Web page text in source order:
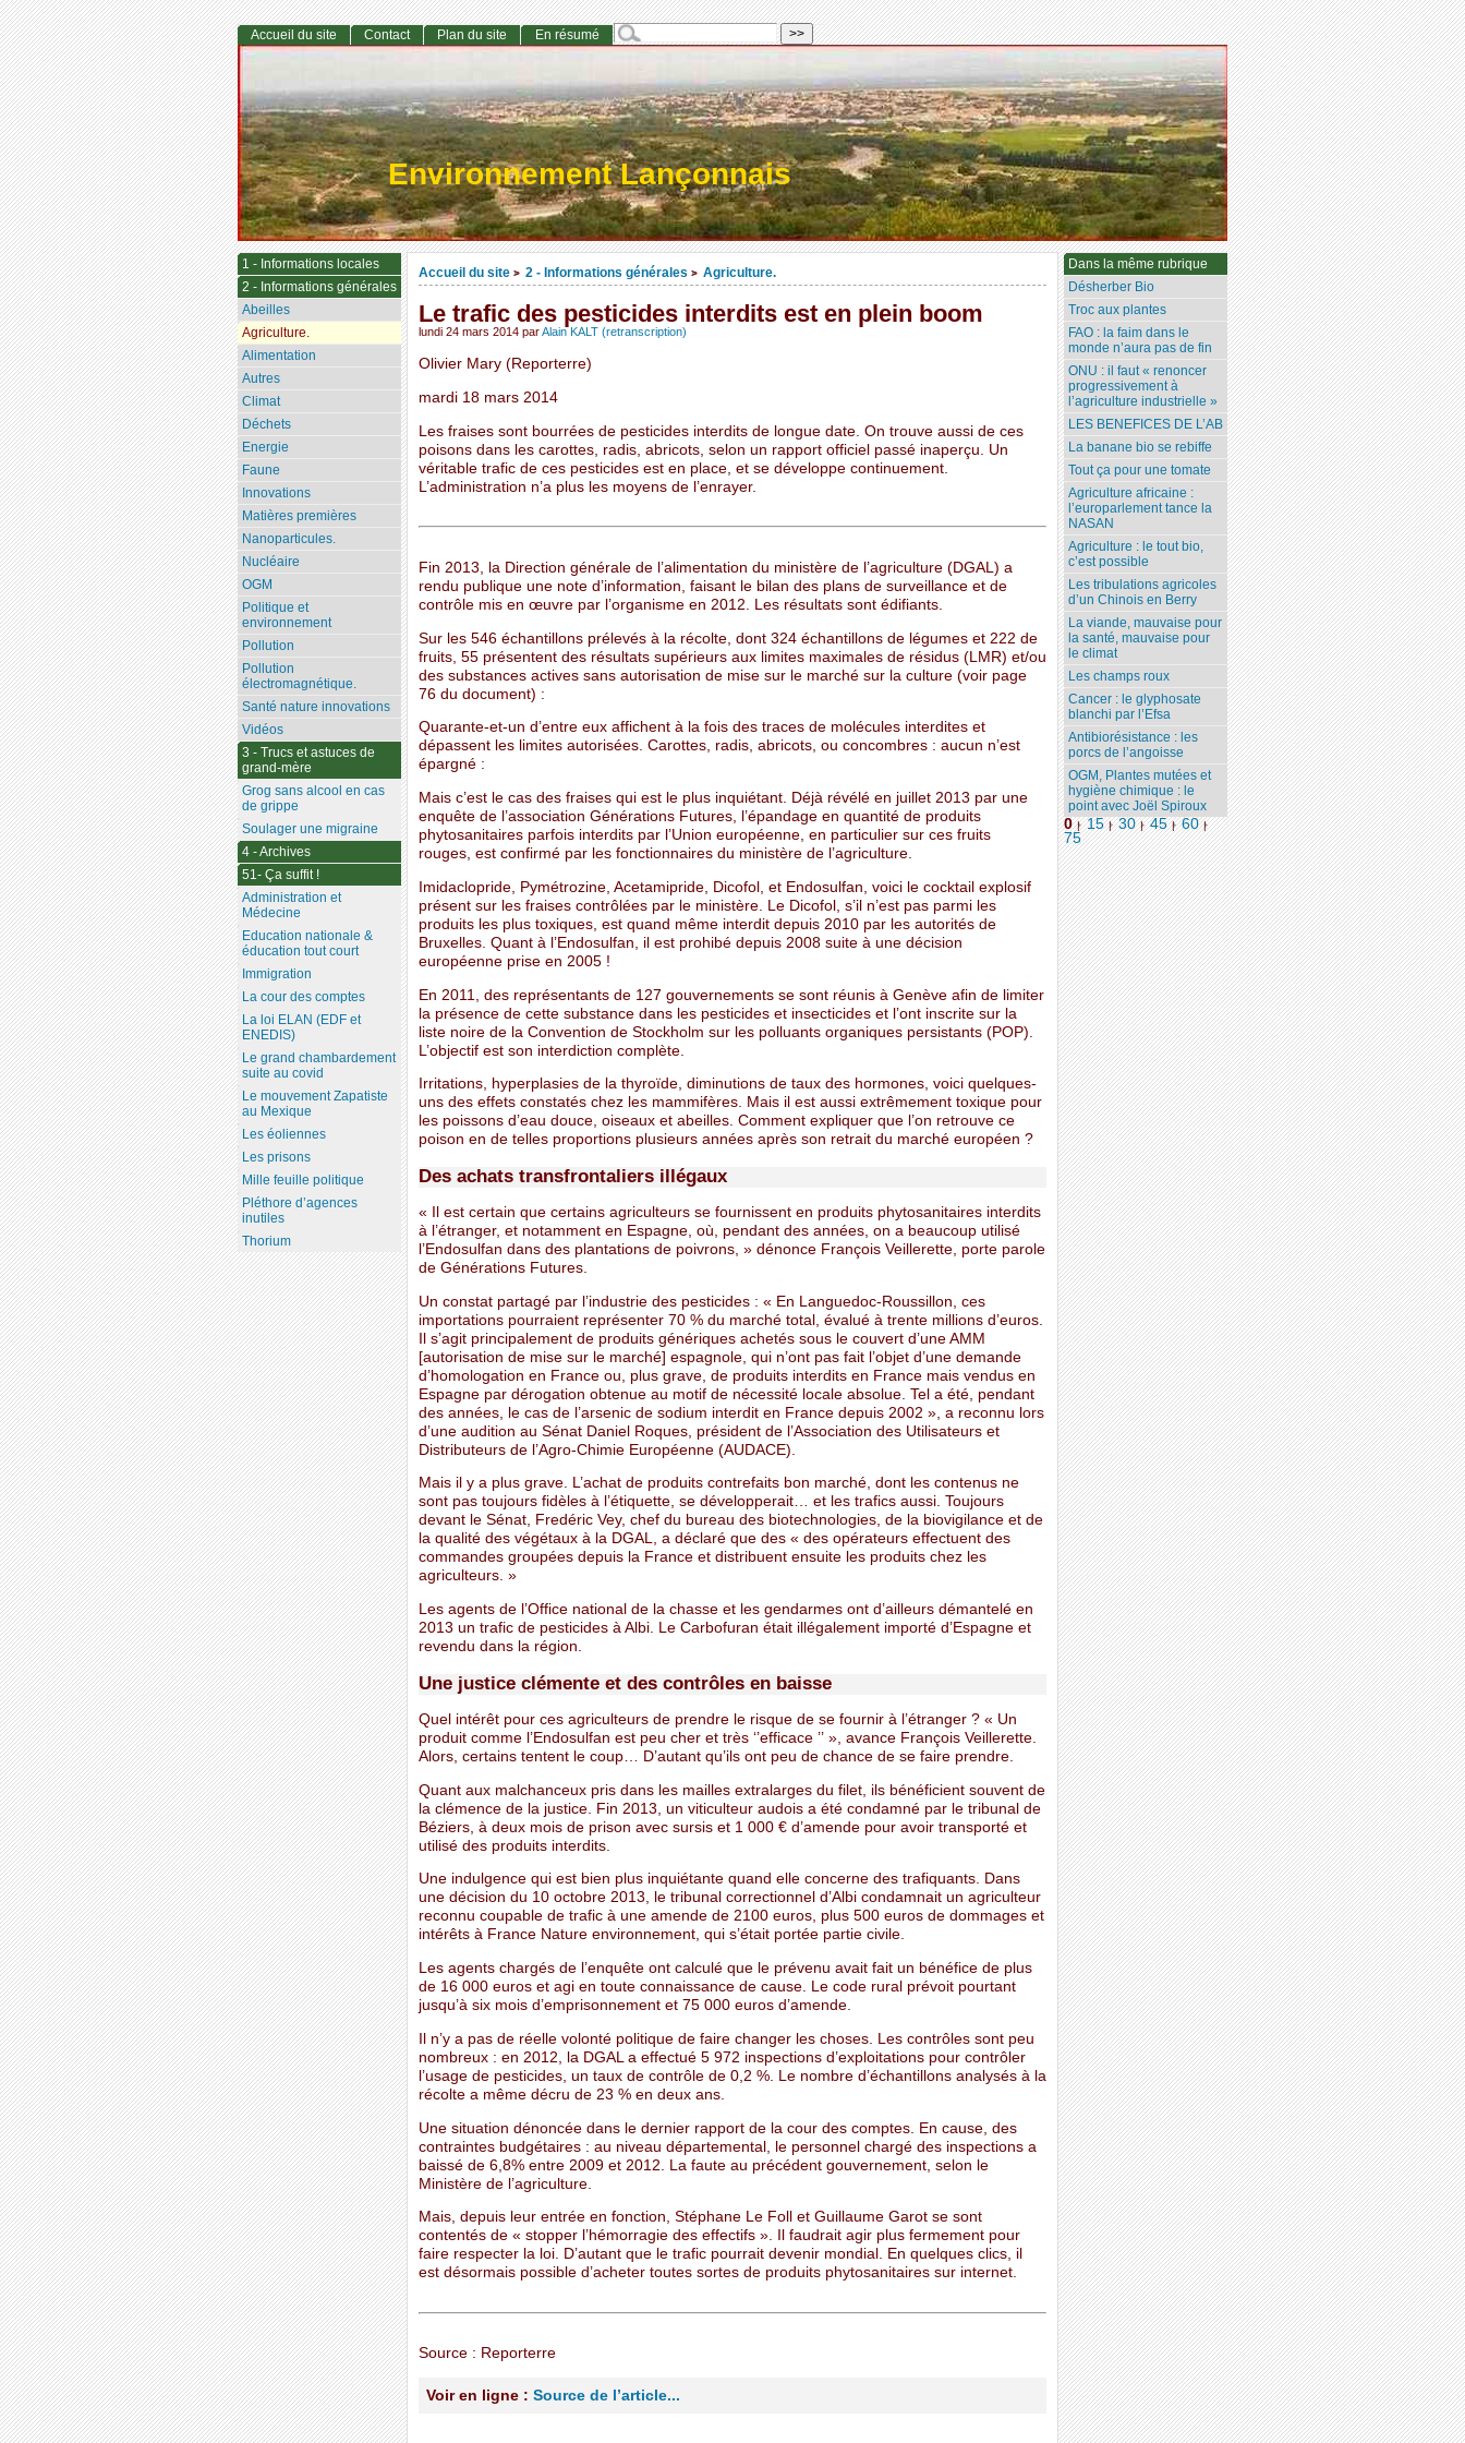
Environnement Lançonnais
Accueil du site > 2 - Informations générales > Agriculture.
Le trafic des pesticides interdits est en plein boom
lundi 24 mars 2014 parAlain KALT (retranscription)
Olivier Mary (Reporterre)
mardi 18 mars 2014
Les fraises sont bourrées de pesticides interdits de longue date. On trouve aussi de ces
poisons dans les carottes, radis, abricots, selon un rapport officiel passé inaperçu. Un
véritable trafic de ces pesticides est en place, et se développe continuement.
L’administration n’a plus les moyens de l’enrayer.
Fin 2013, la Direction générale de l’alimentation du ministère de l’agriculture (DGAL) a
rendu publique une note d’information, faisant le bilan des plans de surveillance et de
contrôle mis en œuvre par l’organisme en 2012. Les résultats sont édifiants.
Sur les 546 échantillons prélevés à la récolte, dont 324 échantillons de légumes et 222 de
fruits, 55 présentent des résultats supérieurs aux limites maximales de résidus (LMR) et/ou
des substances actives sans autorisation de mise sur le marché sur la culture (voir page
76 du document) :
Quarante-et-un d’entre eux affichent à la fois des traces de molécules interdites et
dépassent les limites autorisées. Carottes, radis, abricots, ou concombres : aucun n’est
épargné :
Mais c’est le cas des fraises qui est le plus inquiétant. Déjà révélé en juillet 2013 par une
enquête de l’association Générations Futures, l’épandage en quantité de produits
phytosanitaires parfois interdits par l’Union européenne, en particulier sur ces fruits
rouges, est confirmé par les fonctionnaires du ministère de l’agriculture.
Imidaclopride, Pymétrozine, Acetamipride, Dicofol, et Endosulfan, voici le cocktail explosif
présent sur les fraises contrôlées par le ministère. Le Dicofol, s’il n’est pas parmi les
produits les plus toxiques, est quand même interdit depuis 2010 par les autorités de
Bruxelles. Quant à l’Endosulfan, il est prohibé depuis 2008 suite à une décision
européenne prise en 2005 !
En 2011, des représentants de 127 gouvernements se sont réunis à Genève afin de limiter
la présence de cette substance dans les pesticides et insecticides et l’ont inscrite sur la
liste noire de la Convention de Stockholm sur les polluants organiques persistants (POP).
L’objectif est son interdiction complète.
Irritations, hyperplasies de la thyroïde, diminutions de taux des hormones, voici quelques-
uns des effets constatés chez les mammifères. Mais il est aussi extrêmement toxique pour
les poissons d’eau douce, oiseaux et abeilles. Comment expliquer que l’on retrouve ce
poison en de telles proportions plusieurs années après son retrait du marché européen ?
Des achats transfrontaliers illégaux
« Il est certain que certains agriculteurs se fournissent en produits phytosanitaires interdits
à l’étranger, et notamment en Espagne, où, pendant des années, on a beaucoup utilisé
l’Endosulfan dans des plantations de poivrons, » dénonce François Veillerette, porte parole
de Générations Futures.
Un constat partagé par l’industrie des pesticides : « En Languedoc-Roussillon, ces
importations pourraient représenter 70 % du marché total, évalué à trente millions d’euros.
Il s’agit principalement de produits génériques achetés sous le couvert d’une AMM
[autorisation de mise sur le marché] espagnole, qui n’ont pas fait l’objet d’une demande
d’homologation en France ou, plus grave, de produits interdits en France mais vendus en
Espagne par dérogation obtenue au motif de nécessité locale absolue. Tel a été, pendant
des années, le cas de l’arsenic de sodium interdit en France depuis 2002 », a reconnu lors
d’une audition au Sénat Daniel Roques, président de l’Association des Utilisateurs et
Distributeurs de l’Agro-Chimie Européenne (AUDACE).
Mais il y a plus grave. L’achat de produits contrefaits bon marché, dont les contenus ne
sont pas toujours fidèles à l’étiquette, se développerait… et les trafics aussi. Toujours
devant le Sénat, Fredéric Vey, chef du bureau des biotechnologies, de la biovigilance et de
la qualité des végétaux à la DGAL, a déclaré que des « des opérateurs effectuent des
commandes groupées depuis la France et distribuent ensuite les produits chez les
agriculteurs. »
Les agents de l’Office national de la chasse et les gendarmes ont d’ailleurs démantelé en
2013 un trafic de pesticides à Albi. Le Carbofuran était illégalement importé d’Espagne et
revendu dans la région.
Une justice clémente et des contrôles en baisse
Quel intérêt pour ces agriculteurs de prendre le risque de se fournir à l’étranger ? « Un
produit comme l’Endosulfan est peu cher et très ‘’efficace ’’ », avance François Veillerette.
Alors, certains tentent le coup… D’autant qu’ils ont peu de chance de se faire prendre.
Quant aux malchanceux pris dans les mailles extralarges du filet, ils bénéficient souvent de
la clémence de la justice. Fin 2013, un viticulteur audois a été condamné par le tribunal de
Béziers, à deux mois de prison avec sursis et 1 000 € d’amende pour avoir transporté et
utilisé des produits interdits.
Une indulgence qui est bien plus inquiétante quand elle concerne des trafiquants. Dans
une décision du 10 octobre 2013, le tribunal correctionnel d’Albi condamnait un agriculteur
reconnu coupable de trafic à une amende de 2100 euros, plus 500 euros de dommages et
intérêts à France Nature environnement, qui s’était portée partie civile.
Les agents chargés de l’enquête ont calculé que le prévenu avait fait un bénéfice de plus
de 16 000 euros et agi en toute connaissance de cause. Le code rural prévoit pourtant
jusqu’à six mois d’emprisonnement et 75 000 euros d’amende.
Il n’y a pas de réelle volonté politique de faire changer les choses. Les contrôles sont peu
nombreux : en 2012, la DGAL a effectué 5 972 inspections d’exploitations pour contrôler
l’usage de pesticides, un taux de contrôle de 0,2 %. Le nombre d’échantillons analysés à la
récolte a même décru de 23 % en deux ans.
Une situation dénoncée dans le dernier rapport de la cour des comptes. En cause, des
contraintes budgétaires : au niveau départemental, le personnel chargé des inspections a
baissé de 6,8% entre 2009 et 2012. La faute au précédent gouvernement, selon le
Ministère de l’agriculture.
Mais, depuis leur entrée en fonction, Stéphane Le Foll et Guillaume Garot se sont
contentés de « stopper l’hémorragie des effectifs ». Il faudrait agir plus fermement pour
faire respecter la loi. D’autant que le trafic pourrait devenir mondial. En quelques clics, il
est désormais possible d’acheter toutes sortes de produits phytosanitaires sur internet.
Source : Reporterre
Voir en ligne : Source de l’article...
Dans la même rubrique
Désherber Bio
Troc aux plantes
FAO : la faim dans le
monde n’aura pas de fin
ONU : il faut « renoncer
progressivement à
l’agriculture industrielle »
LES BENEFICES DE L’AB
La banane bio se rebiffe
Tout ça pour une tomate
Agriculture africaine :
l’europarlement tance la
NASAN
Agriculture : le tout bio,
c’est possible
Les tribulations agricoles
d’un Chinois en Berry
La viande, mauvaise pour
la santé, mauvaise pour
le climat
Les champs roux
Cancer : le glyphosate
blanchi par l’Efsa
Antibiorésistance : les
porcs de l’angoisse
OGM, Plantes mutées et
hygiène chimique : le
point avec Joël Spiroux
0 | 15 | 30 | 45 | 60 |
75
Accueil du site Contact Plan du site En résumé
1 - Informations locales
2 - Informations générales
Abeilles
Agriculture.
Alimentation
Autres
Climat
Déchets
Energie
Faune
Innovations
Matières premières
Nanoparticules.
Nucléaire
OGM
Politique et
environnement
Pollution
Pollution
électromagnétique.
Santé nature innovations
Vidéos
3 - Trucs et astuces de
grand-mère
Grog sans alcool en cas
de grippe
Soulager une migraine
4 - Archives
51- Ça suffit !
Administration et
Médecine
Education nationale &
éducation tout court
Immigration
La cour des comptes
La loi ELAN (EDF et
ENEDIS)
Le grand chambardement
suite au covid
Le mouvement Zapatiste
au Mexique
Les éoliennes
Les prisons
Mille feuille politique
Pléthore d’agences
inutiles
Thorium